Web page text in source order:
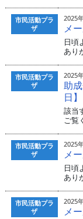
市民活動プラ
ザ
2025
メ
日頃
あり
市民活動プラ
ザ
2025
助
日】
該当
ご覧
市民活動プラ
ザ
2025
メ
日頃
あり
市民活動プラ
ザ
2025
メ